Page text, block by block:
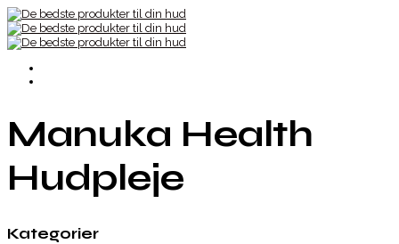
Manuka Health
Hudpleje
Kategorier